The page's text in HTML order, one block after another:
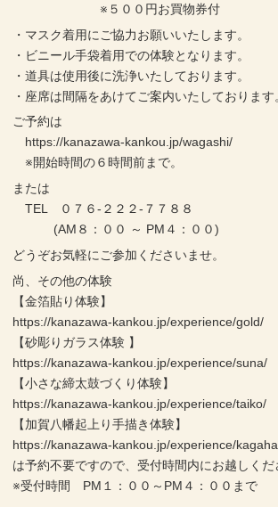
※５００円お買物券付
・マスク着用にご協力お願いいたします。
・ビニール手袋着用での体験となります。
・道具は使用後に洗浄いたしております。
・座席は間隔をあけてご案内いたしております
ご予約は
https://kanazawa-kankou.jp/wagashi/
※開始時間の６時間前まで。
または
TEL ０７６-２２２-７７８８
(AM８：００ ～ PM４：００)
どうぞお気軽にご参加くださいませ。
尚、その他の体験
【金箔貼り体験】
https://kanazawa-kankou.jp/experience/gold/
【砂彫りガラス体験 】
https://kanazawa-kankou.jp/experience/suna/
【小さな締太鼓づくり体験】
https://kanazawa-kankou.jp/experience/taiko/
【加賀八幡起上り手描き体験】
https://kanazawa-kankou.jp/experience/
は予約不要ですので、受付時間内にお越しくだ
※受付時間 PM１：００～PM４：００まで